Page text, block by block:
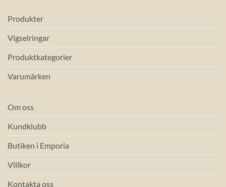
Produkter
Vigselringar
Produktkategorier
Varumärken
Om oss
Kundklubb
Butiken i Emporia
Villkor
Kontakta oss